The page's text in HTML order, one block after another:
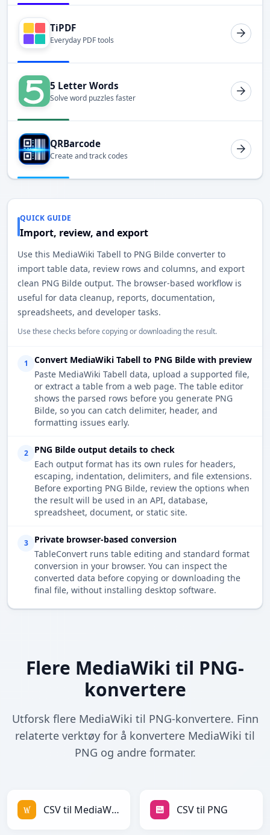
TiPDF
Everyday PDF tools
5 Letter Words
Solve word puzzles faster
QRBarcode
Create and track codes
QUICK GUIDE
Import, review, and export
Use this MediaWiki Tabell to PNG Bilde converter to
import table data, review rows and columns, and export
clean PNG Bilde output. The browser-based workflow is
useful for data cleanup, reports, documentation,
spreadsheets, and developer tasks.
Use these checks before copying or downloading the result.
1
Convert MediaWiki Tabell to PNG Bilde with preview
Paste MediaWiki Tabell data, upload a supported file,
or extract a table from a web page. The table editor
shows the parsed rows before you generate PNG
Bilde, so you can catch delimiter, header, and
formatting issues early.
2
PNG Bilde output details to check
Each output format has its own rules for headers,
escaping, indentation, delimiters, and file extensions.
Before exporting PNG Bilde, review the options when
the result will be used in an API, database,
spreadsheet, document, or static site.
3
Private browser-based conversion
TableConvert runs table editing and standard format
conversion in your browser. You can inspect the
converted data before copying or downloading the
final file, without installing desktop software.
Flere MediaWiki til PNG-
konvertere
Utforsk flere MediaWiki til PNG-konvertere. Finn
relaterte verktøy for å konvertere MediaWiki til
PNG og andre formater.
CSV til MediaWiki CSV til PNG